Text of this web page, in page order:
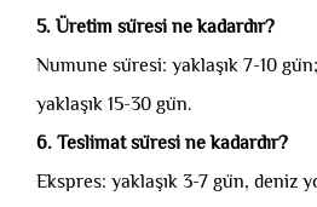
5. Üretim süresi ne kadardır?
Numune süresi: yaklaşık 7-10
yaklaşık 15-30 gün.
6. Teslimat süresi ne kadardır?
Ekspres: yaklaşık 3-7 gün, deniz